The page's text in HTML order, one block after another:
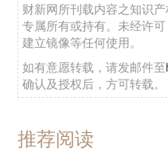
财新网所刊载内容之知识
专属所有或持有。未经许
建立镜像等任何使用。
如有意愿转载，请发邮件至
确认及授权后，方可转载。
推荐阅读